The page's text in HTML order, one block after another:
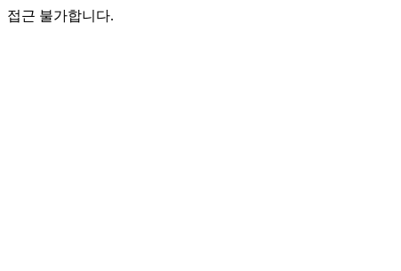
접근 불가합니다.